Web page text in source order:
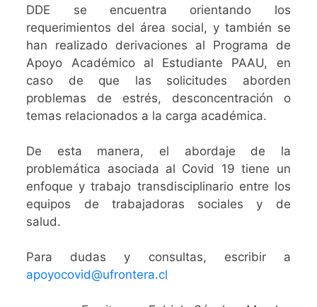
DDE se encuentra orientando los
requerimientos del área social, y también se
han realizado derivaciones al Programa de
Apoyo Académico al Estudiante PAAU, en
caso de que las solicitudes aborden
problemas de estrés, desconcentración o
temas relacionados a la carga académica.
De esta manera, el abordaje de la
problemática asociada al Covid 19 tiene un
enfoque y trabajo transdisciplinario entre los
equipos de trabajadoras sociales y de
salud.
Para dudas y consultas, escribir a
apoyocovid@ufrontera.cl